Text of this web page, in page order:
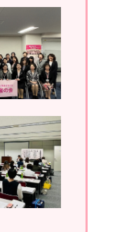
例会議in湯
あかねにて
開催。
ジがリニュ